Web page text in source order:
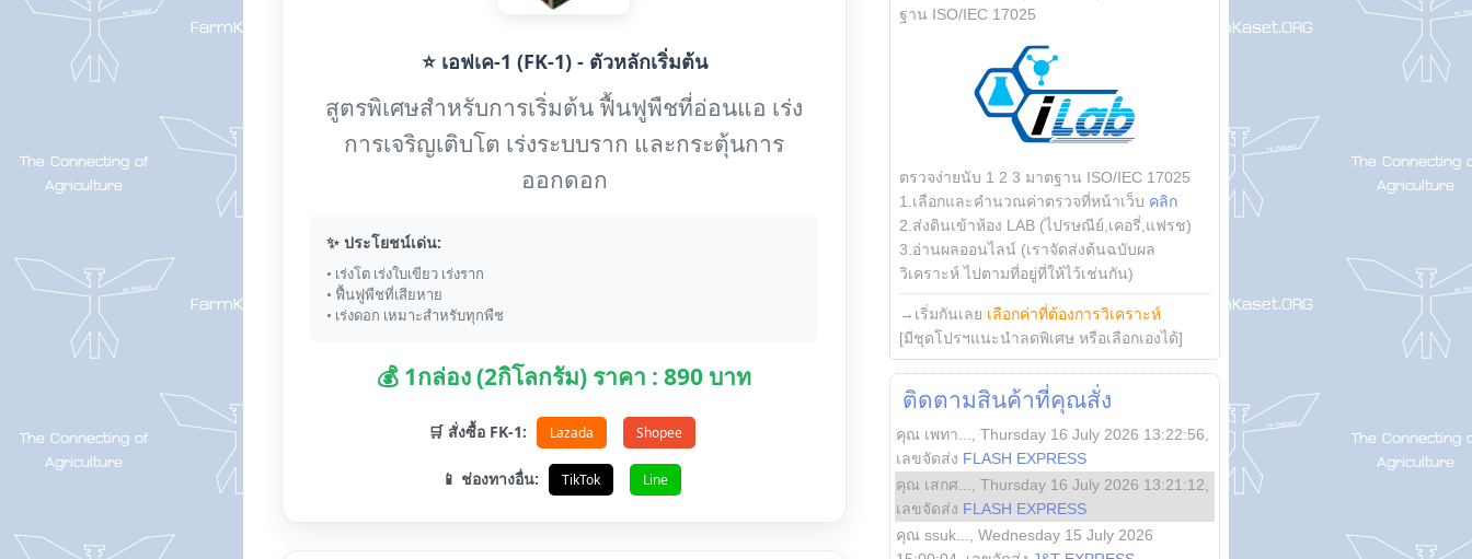
⭐ เอฟเค-1 (FK-1) - ตัวหลักเริ่มต้น
สูตรพิเศษสำหรับการเริ่มต้น ฟื้นฟูพืชที่อ่อนแอ เร่ง
การเจริญเติบโต เร่งระบบราก และกระตุ้นการ
ออกดอก
✨ ประโยชน์เด่น:
• เร่งโต เร่งใบเขียว เร่งราก
• ฟื้นฟูพืชที่เสียหาย
• เร่งดอก เหมาะสำหรับทุกพืช
💰 1กล่อง (2กิโลกรัม) ราคา : 890 บาท
🛒 สั่งซื้อ FK-1: Lazada Shopee
📱 ช่องทางอื่น: TikTok Line
ฐาน ISO/IEC 17025
ตรวจง่ายนับ 1 2 3 มาตฐาน ISO/IEC 17025
1.เลือกและคำนวณค่าตรวจที่หน้าเว็บ คลิก
2.ส่งดินเข้าห้อง LAB (ไปรษณีย์,เคอรี่,แฟรช)
3.อ่านผลออนไลน์ (เราจัดส่งต้นฉบับผล
วิเคราะห์ ไปตามที่อยู่ที่ให้ไว้เช่นกัน)
→เริ่มกันเลย เลือกค่าที่ต้องการวิเคราะห์
[มีชุดโปรฯแนะนำลดพิเศษ หรือเลือกเองได้]
ติดตามสินค้าที่คุณสั่ง
คุณ เพทา... Thursday 16 July 2026 13:22:56
เลขจัดส่ง FLASH EXPRESS
คุณ เสกศ...
Thursday 16 July 2026 13:21:12
เลขจัดส่ง FLASH EXPRESS
คุณ ssuk...
Wednesday 15 July 2026